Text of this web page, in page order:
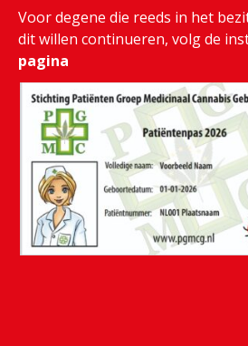
Voor degene die reeds in het
dit willen continueren, volg de
pagina